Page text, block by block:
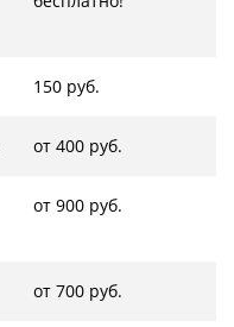
150 руб.
от 400 руб.
от 900 руб.
от 700 руб.